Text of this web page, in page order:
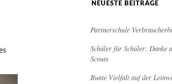
NEUESTE BEITRÄGE
Partnerschule
Schüler für Schüler: Danke
Scouts
Bunte Vielfalt auf der